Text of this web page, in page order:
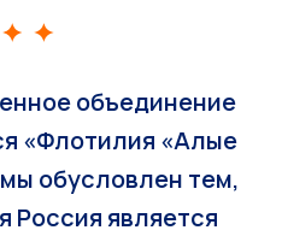
объединение
«Флотилия «Алые
обусловлен тем,
Россия является